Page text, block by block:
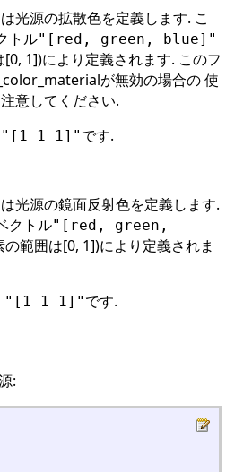
光源の拡散色を定義します. こ
トル"[red, green, blue]"
1])により定義されます. このフ
が無効の場合の 使
意してください.
"[1 1 1]" です.
光源の鏡面反射色を定義します.
クトル"[red, green,
の範囲は[0, 1])により定義されま
"[1 1 1]" です.
: